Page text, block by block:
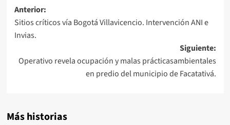
Navegación
de
entradas
Anterior:
Sitios críticos vía Bogotá Villavicencio. Intervención ANI e
Invias.
Siguiente:
Operativo revela ocupación y malas prácticasambientales
en predio del municipio de Facatativá.
Más historias